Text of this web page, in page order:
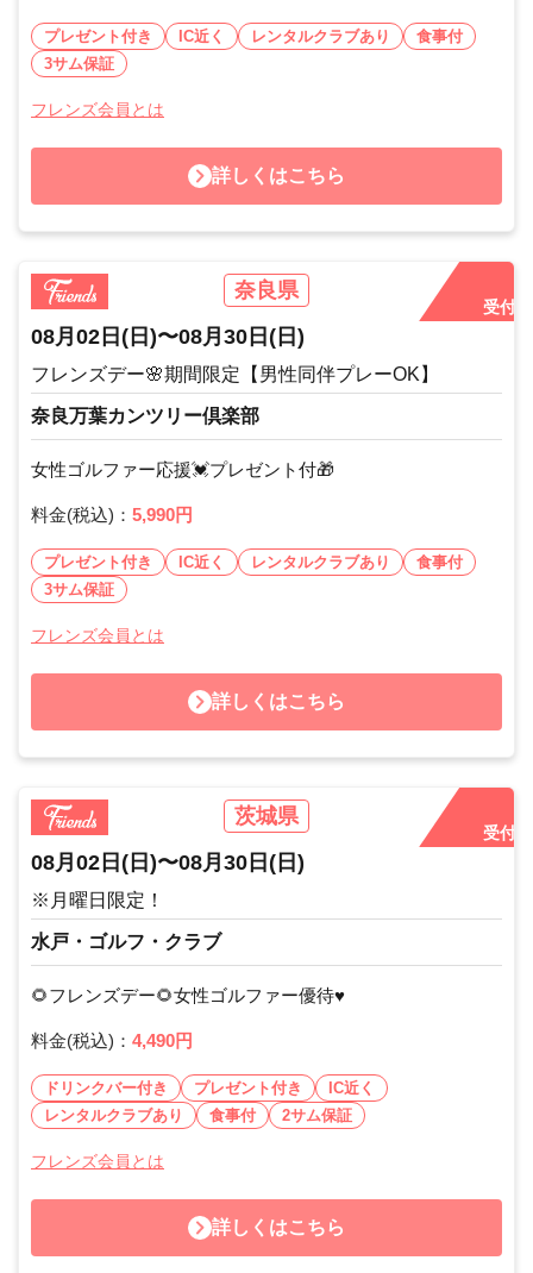
プレゼント付き IC近く レンタルクラブあり
食事付
3サム保証
フレンズ会員とは
詳しくはこちら
奈良県
受付中
08月02日 (日)〜08月30日 (日)
フレンズデー🌸期間限定【男性同伴プレーOK】
奈良万葉カンツリー倶楽部
女性ゴルファー応援💓プレゼント付🎁
料金(税込)： 5,990円
プレゼント付き IC近く レンタルクラブあり
食事付
3サム保証
フレンズ会員とは
詳しくはこちら
茨城県
受付中
08月02日 (日)〜08月30日 (日)
※月曜日限定！
水戸・ゴルフ・クラブ
🌻フレンズデー🌻女性ゴルファー優待♥
料金(税込)： 4,490円
ドリンクバー付き プレゼント付き
IC近く
レンタルクラブあり
食事付 2サム保証
フレンズ会員とは
詳しくはこちら